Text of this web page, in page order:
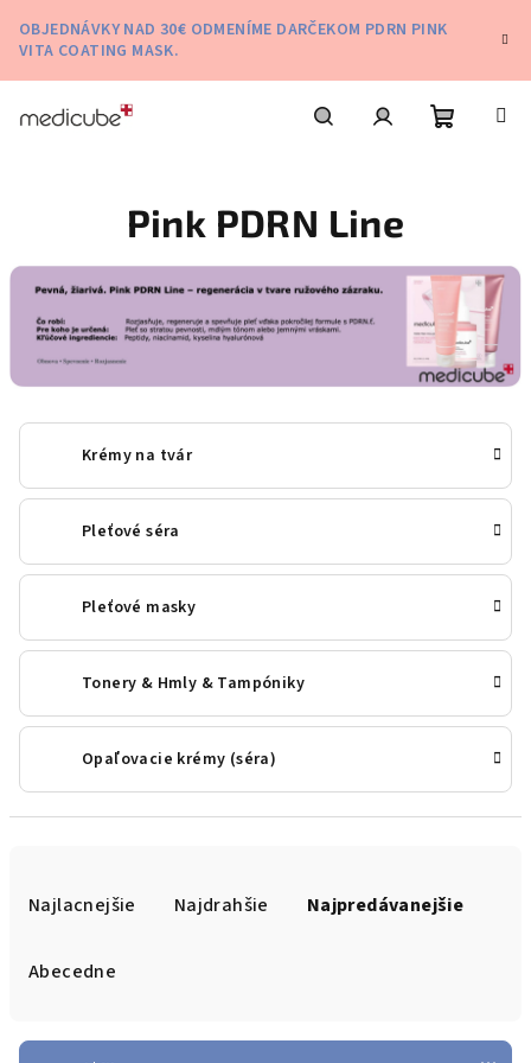
obsah
OBJEDNÁVKY NAD 30€ ODMENÍME DARČEKOM PDRN PINK
VITA COATING MASK.
Pink PDRN Line
Krémy na tvár
Pleťové séra
Pleťové masky
Tonery & Hmly & Tampóniky
Opaľovacie krémy (séra)
Najlacnejšie Najdrahšie Najpredávanejšie
Abecedne